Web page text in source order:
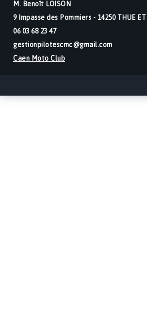
M. Benoît LOISON
9 Impasse des Pommiers - 14250 THUE
06 03 68 23 47
gestionpilotescmc@gmail.com
Caen Moto Club